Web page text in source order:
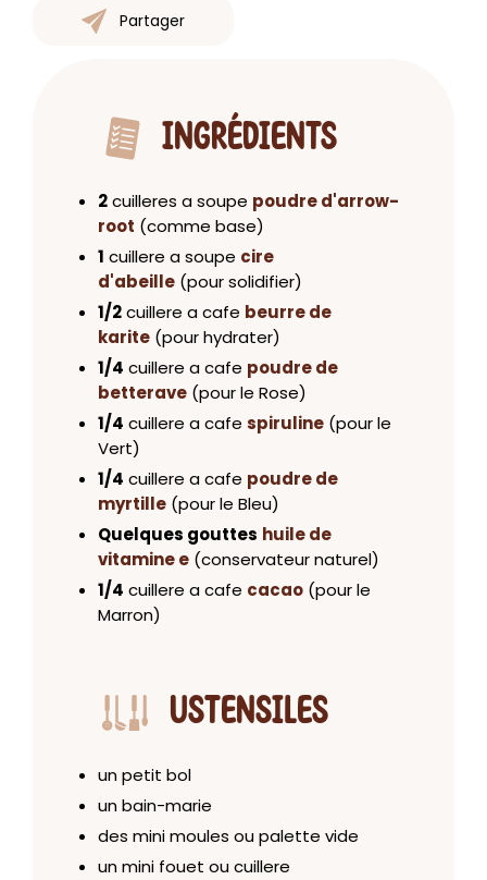
Partager
INGRÉDIENTS
2cuilleres a soupe poudre d'arrow-
root (comme base)
1 cuillere a soupe cire
d'abeille (pour solidifier)
1/2cuillere a cafe beurre de
karite (pour hydrater)
1/4 cuillere a cafe poudre de
betterave (pour le Rose)
1/4 cuillere a cafe spiruline (pour le
Vert)
1/4 cuillere a cafe poudre de
myrtille (pour le Bleu)
Quelques gouttes huile de
vitamine e (conservateur naturel)
1/4 cuillere a cafe cacao (pour le
Marron)
USTENSILES
un petit bol
un bain-marie
des mini moules ou palette vide
un mini fouet ou cuillere